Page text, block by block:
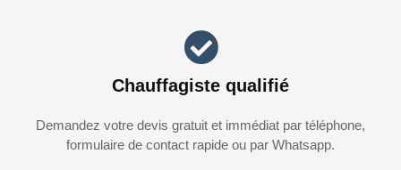
Chauffagiste qualifié
Demandez votre devis gratuit et immédiat par téléphone,
formulaire de contact rapide ou par Whatsapp.